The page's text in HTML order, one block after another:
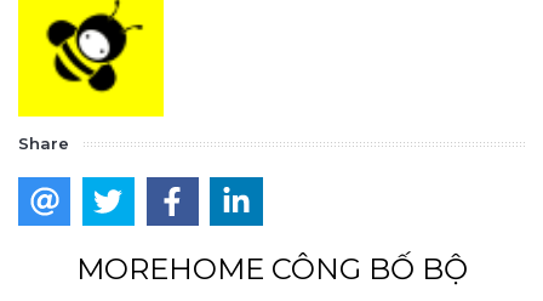
Share
MOREHOME CÔNG BỐ BỘ